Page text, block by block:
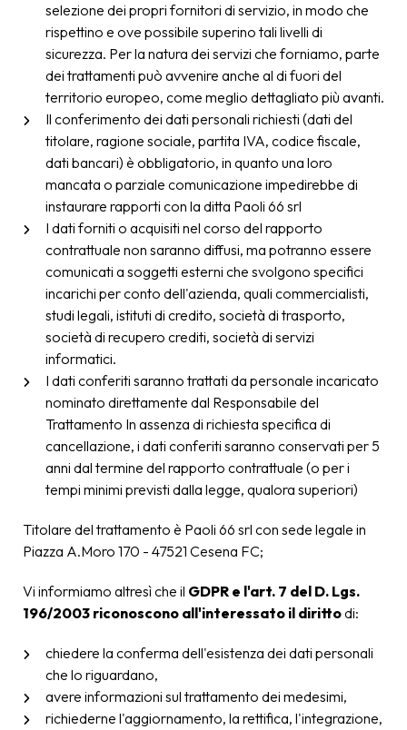
selezione dei propri fornitori di servizio, in modo che
rispettino e ove possibile superino tali livelli di
sicurezza. Per la natura dei servizi che forniamo, parte
dei trattamenti può avvenire anche al di fuori del
territorio europeo, come meglio dettagliato più avanti.
Il conferimento dei dati personali richiesti (dati del
titolare, ragione sociale, partita IVA, codice fiscale,
dati bancari) è obbligatorio, in quanto una loro
mancata o parziale comunicazione impedirebbe di
instaurare rapporti con la ditta Paoli 66 srl
I dati forniti o acquisiti nel corso del rapporto
contrattuale non saranno diffusi, ma potranno essere
comunicati a soggetti esterni che svolgono specifici
incarichi per conto dell'azienda, quali commercialisti,
studi legali, istituti di credito, società di trasporto,
società di recupero crediti, società di servizi
informatici.
I dati conferiti saranno trattati da personale incaricato
nominato direttamente dal Responsabile del
Trattamento In assenza di richiesta specifica di
cancellazione, i dati conferiti saranno conservati per 5
anni dal termine del rapporto contrattuale (o per i
tempi minimi previsti dalla legge, qualora superiori)
Titolare del trattamento è Paoli 66 srl con sede legale in
Piazza A.Moro 170 - 47521 Cesena FC;
Vi informiamo altresì che il GDPR e l'art. 7 del D. Lgs.
196/2003 riconoscono all'interessato il dirittodi:
chiedere la conferma dell'esistenza dei dati personali
che lo riguardano,
avere informazioni sul trattamento dei medesimi,
richiederne l'aggiornamento, la rettifica, l'integrazione,